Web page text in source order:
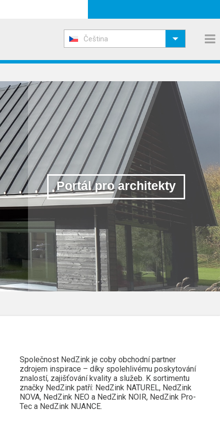
Čeština
Portál pro architekty
Společnost NedZink je coby obchodní partner
zdrojem inspirace – díky spolehlivému poskytování
znalostí, zajišťování kvality a služeb. K sortimentu
značky NedZink patří: NedZink NATUREL, NedZink
NOVA, NedZink NEO a NedZink NOIR, NedZink Pro-
Tec a NedZink NUANCE.